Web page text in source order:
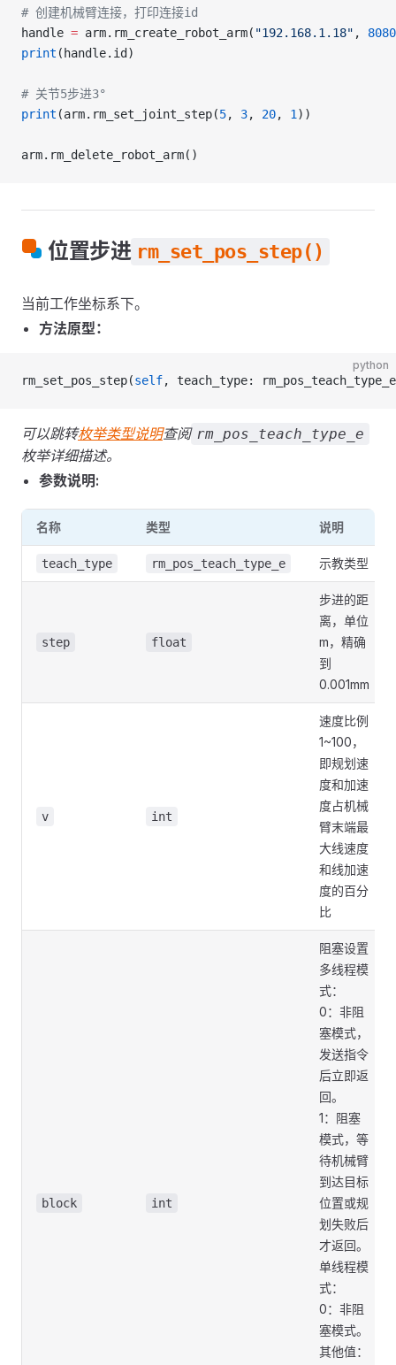
# 创建机械臂连接，打印连接id
handle = arm.rm_create_robot_arm( "192.168.1.18" , 8080
print (handle.id)
# 关节5步进3°
print (arm.rm_set_joint_step(5, 3, 20, 1 ))
arm.rm_delete_robot_arm()
位置步进 rm_set_pos_step()
当前工作坐标系下。
方法原型：
python
rm_set_pos_step(self, teach_type:
可以跳转枚举类型说明查阅 rm_pos_teach_type_e
枚举详细描述。
参数说明:
名称 类型 说明
teach_type rm_pos_teach_type_e 示教类型
step float
步进的距
离，单位
m，精确
到
0.001mm
v int
速度比例
1~100，
即规划速
度和加速
度占机械
臂末端最
大线速度
和线加速
度的百分
比
block int
阻塞设置
多线程模
式：
0：非阻
塞模式，
发送指令
后立即返
回。
1：阻塞
模式，等
待机械臂
到达目标
位置或规
划失败后
才返回。
单线程模
式：
0：非阻
塞模式。
其他值：